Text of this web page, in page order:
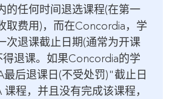
的任何时间退选课程(在第一
取费用)，而在Concordia，学
次退课截止日期(通常为开课
得退课。如果Concordia的学
最后退课日(不受处罚)"截止日
程，并且没有完成该课程，